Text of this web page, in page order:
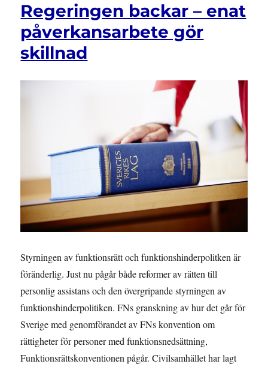
tänderna?
”Vi
flera
Regeringen backar – enat
påverkansarbete gör
skillnad
Styrningen av funktionsrätt och funktionshinderpolitken är
föränderlig. Just nu pågår både reformer av rätten till
personlig assistans och den övergripande styrningen av
funktionshinderpolitiken. FNs granskning av hur det går för
Sverige med genomförandet av FNs konvention om
rättigheter för personer med funktionsnedsättning,
Funktionsrättskonventionen pågår. Civilsamhället har lagt